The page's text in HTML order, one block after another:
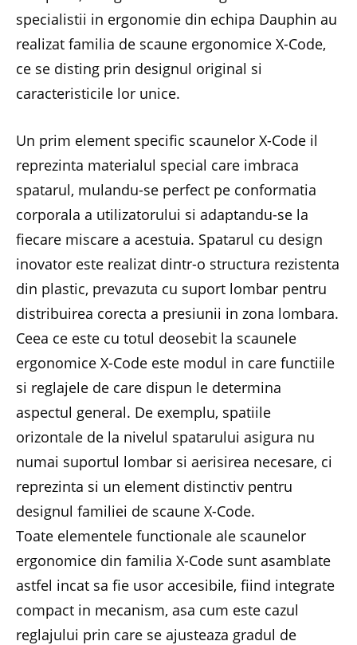
specialistii in ergonomie din echipa Dauphin au
realizat familia de scaune ergonomice X-Code,
ce se disting prin designul original si
caracteristicile lor unice.
Un prim element specific scaunelor X-Code il
reprezinta materialul special care imbraca
spatarul, mulandu-se perfect pe conformatia
corporala a utilizatorului si adaptandu-se la
fiecare miscare a acestuia. Spatarul cu design
inovator este realizat dintr-o structura rezistenta
din plastic, prevazuta cu suport lombar pentru
distribuirea corecta a presiunii in zona lombara.
Ceea ce este cu totul deosebit la scaunele
ergonomice X-Code este modul in care functiile
si reglajele de care dispun le determina
aspectul general. De exemplu, spatiile
orizontale de la nivelul spatarului asigura nu
numai suportul lombar si aerisirea necesare, ci
reprezinta si un element distinctiv pentru
designul familiei de scaune X-Code.
Toate elementele functionale ale scaunelor
ergonomice din familia X-Code sunt asamblate
astfel incat sa fie usor accesibile, fiind integrate
compact in mecanism, asa cum este cazul
reglajului prin care se ajusteaza gradul de